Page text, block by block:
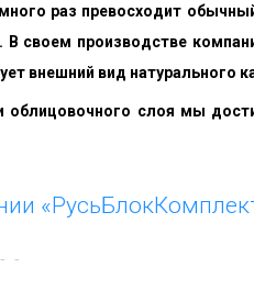
раз превосходит
своем производстве
внешний вид натурального
облицовочного слоя мы